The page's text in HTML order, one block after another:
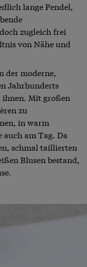
lange Pendel,
zugleich frei
von Nähe und
der moderne,
Jahrhunderts
ihnen. Mit großen
zu
in warm
auch am Tag. Da
schmal taillierten
Blusen bestand,